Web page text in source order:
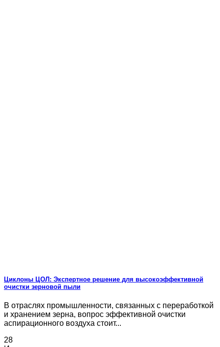
Циклоны ЦОЛ: Экспертное решение для высокоэффективной
очистки зерновой пыли
В отраслях промышленности, связанных с переработкой
и хранением зерна, вопрос эффективной очистки
аспирационного воздуха стоит...
28